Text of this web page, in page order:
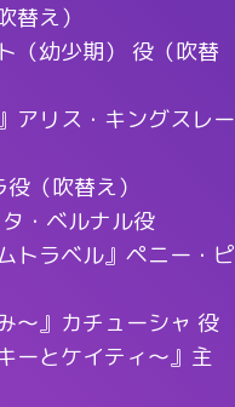
替え）
（幼少期） 役（吹替
アリス・キングスレー
（吹替え）
・ベルナル役
トラベル』ペニー・ピ
～』カチューシャ 役
ーとケイティ～』主